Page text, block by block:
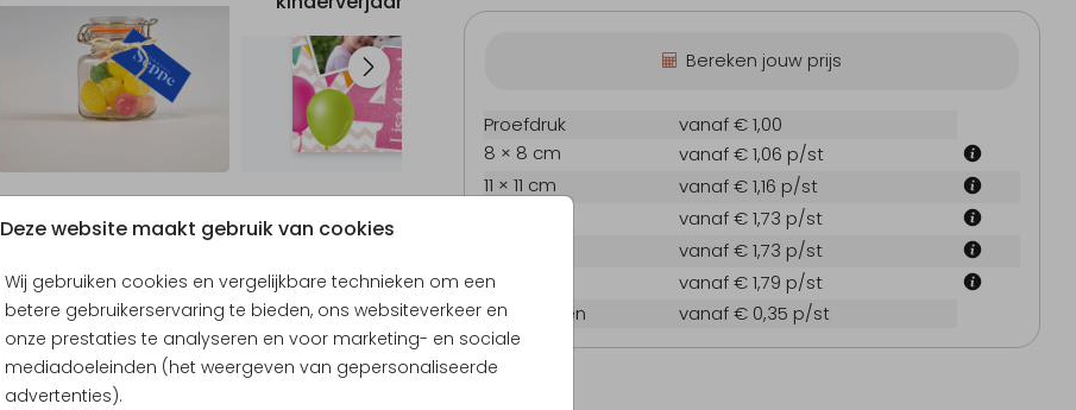
Deze website maakt gebruik van cookies
Wij gebruiken cookies en vergelijkbare technieken om een
betere gebruikerservaring te bieden, ons websiteverkeer en
onze prestaties te analyseren en voor marketing- en sociale
mediadoeleinden (het weergeven van gepersonaliseerde
advertenties).
Bereken jouw prijs
Proefdruk
vanaf € 1,00
8 × 8 cm
vanaf € 1,06 p/st
11 × 11 cm
vanaf € 1,16 p/st
vanaf € 1,73 p/st
vanaf € 1,73 p/st
15 × 15 cm
vanaf € 1,79 p/st
Enveloppen
vanaf € 0,35 p/st